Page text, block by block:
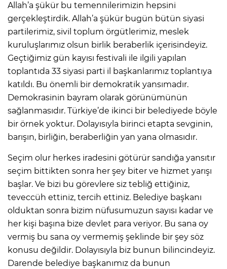
Allah’a şükür bu temennilerimizin hepsini
gerçekleştirdik. Allah’a şükür bugün bütün siyasi
partilerimiz, sivil toplum örgütlerimiz, meslek
kuruluşlarımız olsun birlik beraberlik içerisindeyiz.
Geçtiğimiz gün kayısı festivali ile ilgili yapılan
toplantıda 33 siyasi parti il başkanlarımız toplantıya
katıldı. Bu önemli bir demokratik yansımadır.
Demokrasinin bayram olarak görünümünün
sağlanmasıdır. Türkiye’de ikinci bir belediyede böyle
bir örnek yoktur. Dolayısıyla birinci etapta sevginin,
barışın, birliğin, beraberliğin yan yana olmasıdır.
Seçim olur herkes iradesini götürür sandığa yansıtır
seçim bittikten sonra her şey biter ve hizmet yarışı
başlar. Ve bizi bu görevlere siz tebliğ ettiğiniz,
teveccüh ettiniz, tercih ettiniz. Belediye başkanı
olduktan sonra bizim nüfusumuzun sayısı kadar ve
her kişi başına bize devlet para veriyor. Bu sana oy
vermiş bu sana oy vermemiş şeklinde bir şey söz
konusu değildir. Dolayısıyla biz bunun bilincindeyiz.
Darende belediye başkanımız da bunun